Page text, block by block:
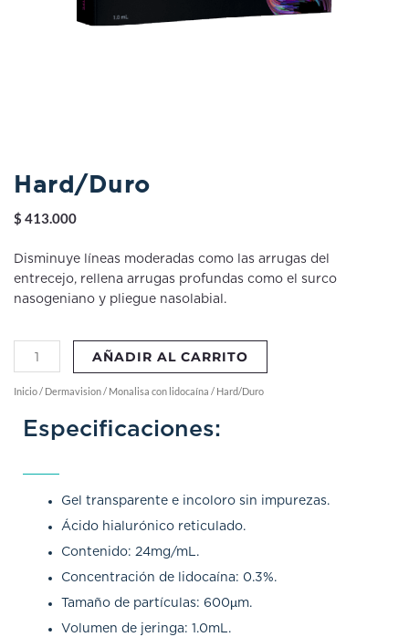
Hard/Duro
$ 413.000
Disminuye líneas moderadas como las arrugas del
entrecejo, rellena arrugas profundas como el surco
nasogeniano y pliegue nasolabial.
Hard/Duro
cantidad
AÑADIR AL CARRITO
Inicio/ Dermavision/ Monalisa con lidocaína / Hard/Duro
Especificaciones:
Gel transparente e incoloro sin impurezas.
Ácido hialurónico reticulado.
Contenido: 24mg/mL.
Concentración de lidocaína: 0.3%.
Tamaño de partículas: 600µm.
Volumen de jeringa: 1.0mL.